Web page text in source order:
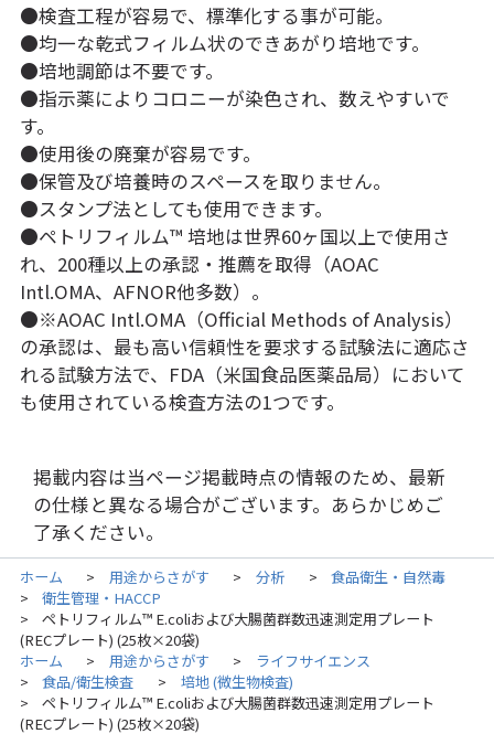
●検査工程が容易で、標準化する事が可能。
●均一な乾式フィルム状のできあがり培地です。
●培地調節は不要です。
●指示薬によりコロニーが染色され、数えやすいで
す。
●使用後の廃棄が容易です。
●保管及び培養時のスペースを取りません。
●スタンプ法としても使用できます。
●ペトリフィルム™ 培地は世界60ヶ国以上で使用さ
れ、200種以上の承認・推薦を取得（AOAC
Intl.OMA、AFNOR他多数）。
●※AOAC Intl.OMA（Official Methods of Analysis）
の承認は、最も高い信頼性を要求する試験法に適応さ
れる試験方法で、FDA（米国食品医薬品局）において
も使用されている検査方法の1つです。
掲載内容は当ページ掲載時点の情報のため、最新
の仕様と異なる場合がございます。あらかじめご
了承ください。
ホーム > 用途からさがす > 分析 > 食品衛生・自然毒
> 衛生管理・HACCP
>
ペトリフィルム™ E.coliおよび大腸菌群数迅速測定用プレート
(RECプレート) (25枚×20袋)
ホーム
> 用途からさがす > ライフサイエンス
> 食品/衛生検査 > 培地 (微生物検査)
>
ペトリフィルム™ E.coliおよび大腸菌群数迅速測定用プレート
(RECプレート) (25枚×20袋)